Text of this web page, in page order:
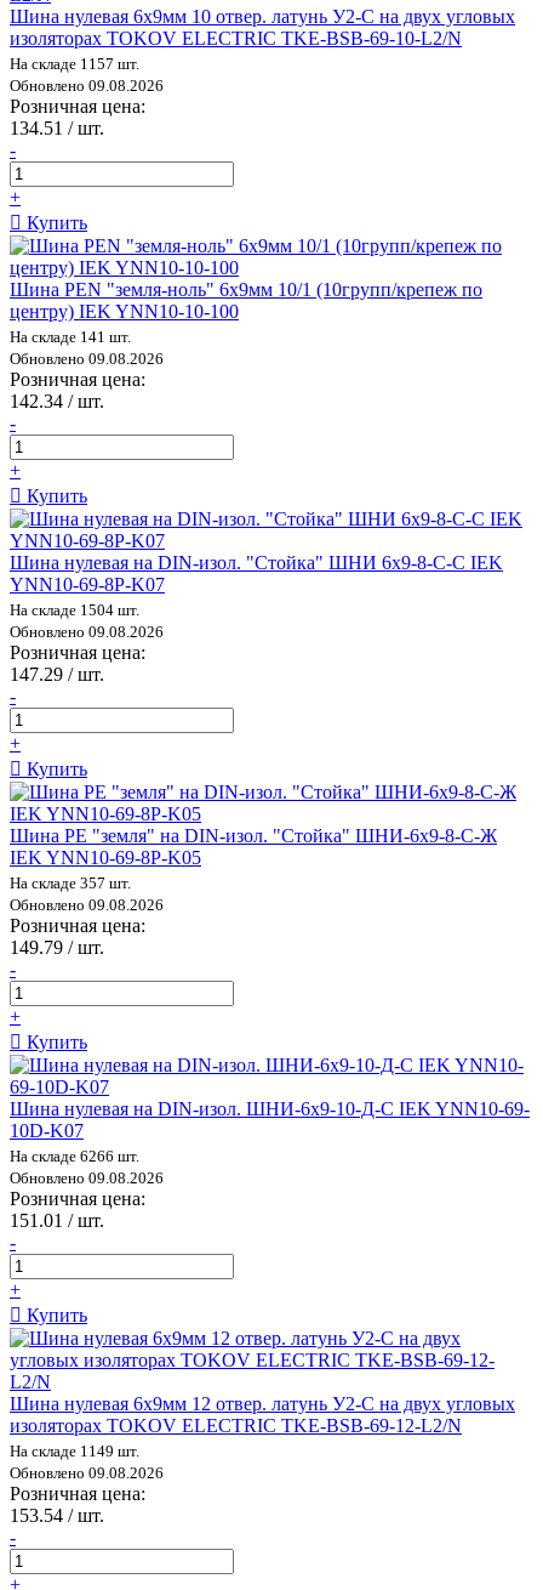
Шина нулевая 6х9мм 10 отвер. латунь У2-С на двух угловых
изоляторах TOKOV ELECTRIC TKE-BSB-69-10-L2/N
На складе 1157 шт.
Обновлено 09.08.2026
Розничная цена:
134.51 / шт.
-
+
Купить
Шина PEN "земля-ноль" 6х9мм 10/1 (10групп/крепеж по
центру) IEK YNN10-10-100
На складе 141 шт.
Обновлено 09.08.2026
Розничная цена:
142.34 / шт.
-
+
Купить
Шина нулевая на DIN-изол. "Стойка" ШНИ 6х9-8-С-С IEK
YNN10-69-8P-K07
На складе 1504 шт.
Обновлено 09.08.2026
Розничная цена:
147.29 / шт.
-
+
Купить
Шина PE "земля" на DIN-изол. "Стойка" ШНИ-6х9-8-С-Ж
IEK YNN10-69-8P-K05
На складе 357 шт.
Обновлено 09.08.2026
Розничная цена:
149.79 / шт.
-
+
Купить
Шина нулевая на DIN-изол. ШНИ-6х9-10-Д-С IEK YNN10-69-
10D-K07
На складе 6266 шт.
Обновлено 09.08.2026
Розничная цена:
151.01 / шт.
-
+
Купить
Шина нулевая 6х9мм 12 отвер. латунь У2-С на двух угловых
изоляторах TOKOV ELECTRIC TKE-BSB-69-12-L2/N
На складе 1149 шт.
Обновлено 09.08.2026
Розничная цена:
153.54 / шт.
-
+